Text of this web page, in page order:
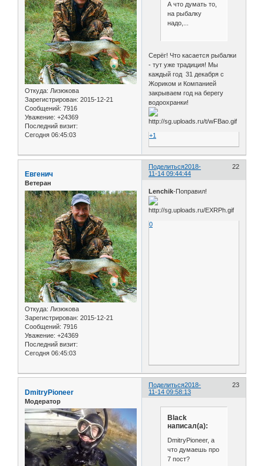
Откуда: Лизюкова
Зарегистрирован: 2015-12-21
Сообщений: 7916
Уважение: +24369
Последний визит:
Сегодня 06:45:03
А что думать то,
на рыбалку
надо,...
Серёг! Что касается рыбалки
- тут уже традиция! Мы
каждый год 31 декабря с
Жориком и Компанией
закрываем год на берегу
водоохранки!
+1
Поделиться 22
2018-
11-14 09:44:44
Евгенич
Ветеран
Откуда: Лизюкова
Зарегистрирован: 2015-12-21
Сообщений: 7916
Уважение: +24369
Последний визит:
Сегодня 06:45:03
Lenchik-Поправил!
0
Поделиться 23
2018-
11-14 09:58:13
DmitryPioneer
Модератор
Black
написал(а):
DmitryPioneer, а
что думаешь про
7 пост?